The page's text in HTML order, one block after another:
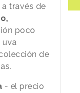
través de
poco
uva
de
- el precio